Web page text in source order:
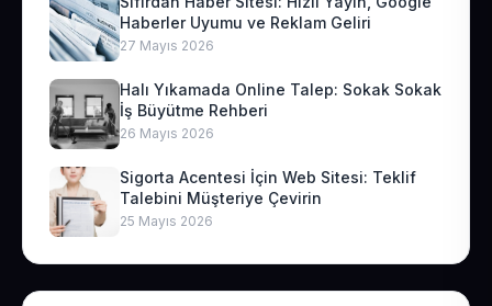
Haberler Uyumu ve Reklam Geliri
27 Mayıs 2026
Halı Yıkamada Online Talep: Sokak Sokak
İş Büyütme Rehberi
26 Mayıs 2026
Sigorta Acentesi İçin Web Sitesi: Teklif
Talebini Müşteriye Çevirin
25 Mayıs 2026